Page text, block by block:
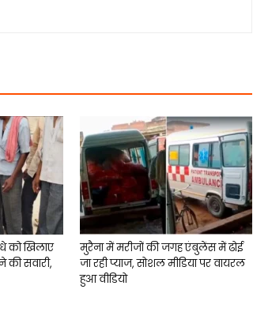
को खिलाए
सवारी,
मुरैना में मरीजों की जगह एंबुलेंस में ढोई
जा रही प्याज, सोशल मीडिया पर वायरल
हुआ वीडियो